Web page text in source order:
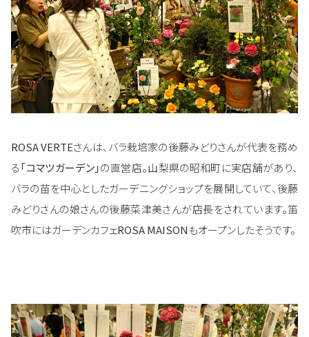
ROSA VERTEさんは、バラ栽培家の後藤みどりさんが代表を務め
る 「コマツガーデン」の直営店。山梨県の昭和町に実店舗があり、
バラの苗を中心としたガーデニングショップを展開していて、後藤
みどりさんの娘さんの後藤菜津美さんが店長をされています。笛
吹市にはガーデンカフェROSA MAISONもオープンしたそうです。